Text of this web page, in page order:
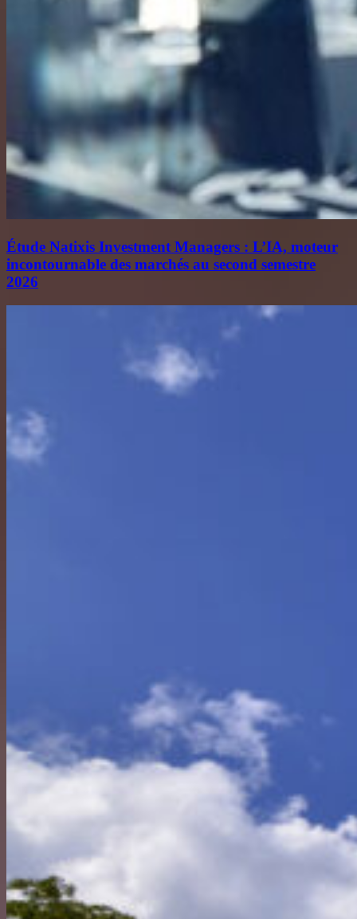
Étude Natixis Investment Managers : L’IA, moteur
incontournable des marchés au second semestre
2026